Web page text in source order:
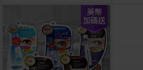
美幣
加碼送